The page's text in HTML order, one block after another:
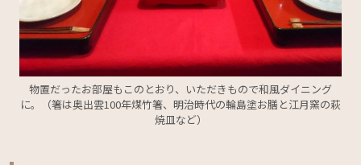
物置だったお部屋もこのとおり、いただきもので和風ダイニング
に。（箸は奥出雲100年煤竹箸、明治時代の輪島塗お膳と江月窯の萩
焼皿など）